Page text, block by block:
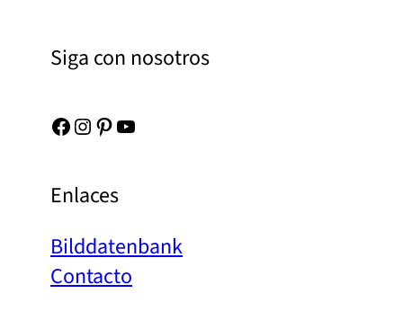
Siga con nosotros
Facebook Instagram Pinterest YouTube
Enlaces
Bilddatenbank
Contacto